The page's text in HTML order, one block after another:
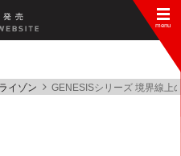
発 売
イゾン GENESISシリーズ 境界線上